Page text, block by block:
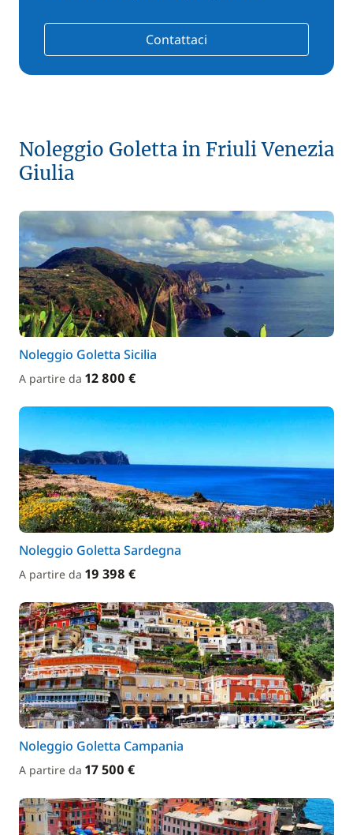
Contattaci
Noleggio Goletta in Friuli Venezia
Giulia
Noleggio Goletta Sicilia
A partire da 12 800 €
Noleggio Goletta Sardegna
A partire da 19 398 €
Noleggio Goletta Campania
A partire da 17 500 €